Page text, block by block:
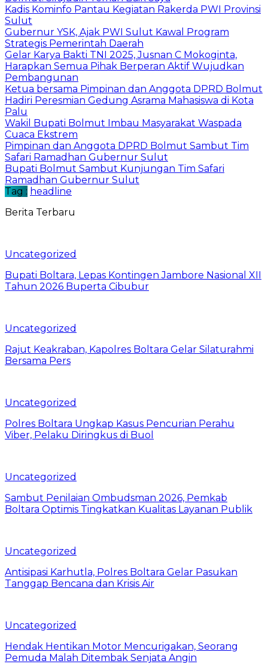
Kadis Kominfo Pantau Kegiatan Rakerda PWI Provinsi
Sulut
Gubernur YSK, Ajak PWI Sulut Kawal Program
Strategis Pemerintah Daerah
Gelar Karya Bakti TNI 2025, Jusnan C Mokoginta,
Harapkan Semua Pihak Berperan Aktif Wujudkan
Pembangunan
Ketua bersama Pimpinan dan Anggota DPRD Bolmut
Hadiri Peresmian Gedung Asrama Mahasiswa di Kota
Palu
Wakil Bupati Bolmut Imbau Masyarakat Waspada
Cuaca Ekstrem
Pimpinan dan Anggota DPRD Bolmut Sambut Tim
Safari Ramadhan Gubernur Sulut
Bupati Bolmut Sambut Kunjungan Tim Safari
Ramadhan Gubernur Sulut
Tag : headline
Berita Terbaru
Uncategorized
Bupati Boltara, Lepas Kontingen Jambore Nasional XII
Tahun 2026 Buperta Cibubur
Uncategorized
Rajut Keakraban, Kapolres Boltara Gelar Silaturahmi
Bersama Pers
Uncategorized
Polres Boltara Ungkap Kasus Pencurian Perahu
Viber, Pelaku Diringkus di Buol
Uncategorized
Sambut Penilaian Ombudsman 2026, Pemkab
Boltara Optimis Tingkatkan Kualitas Layanan Publik
Uncategorized
Antisipasi Karhutla, Polres Boltara Gelar Pasukan
Tanggap Bencana dan Krisis Air
Uncategorized
Hendak Hentikan Motor Mencurigakan, Seorang
Pemuda Malah Ditembak Senjata Angin